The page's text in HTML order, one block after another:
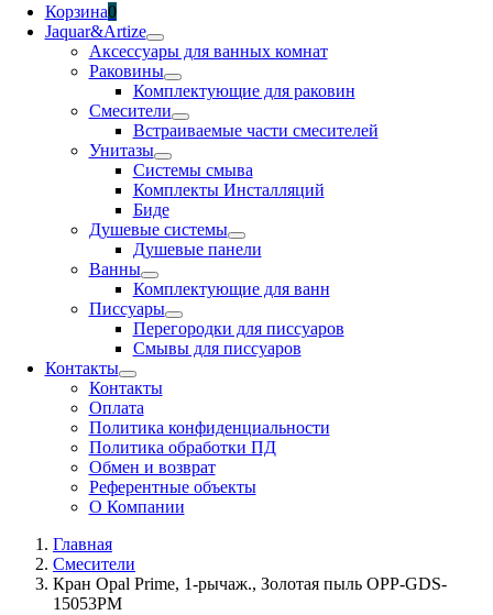
Корзина0
Jaquar&Artize
Аксессуары для ванных комнат
Раковины
Комплектующие для раковин
Смесители
Встраиваемые части смесителей
Унитазы
Системы смыва
Комплекты Инсталляций
Биде
Душевые системы
Душевые панели
Ванны
Комплектующие для ванн
Писсуары
Перегородки для писсуаров
Смывы для писсуаров
Контакты
Контакты
Оплата
Политика конфиденциальности
Политика обработки ПД
Обмен и возврат
Референтные объекты
О Компании
Главная
Смесители
Кран Opal Prime, 1-рычаж., Золотая пыль OPP-GDS-
15053PM